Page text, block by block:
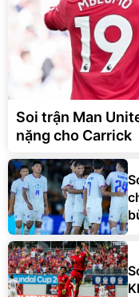
Soi trận Man
nặng cho Carrick